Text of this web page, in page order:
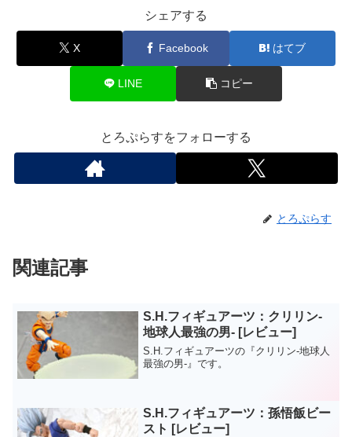
シェアする
X Facebook はてブ
LINE コピー
とろぷらすをフォローする
とろぷらす
関連記事
S.H.フィギュアーツ：クリリン-
地球人最強の男- [レビュー]
S.H.フィギュアーツの『クリリン-地球人
最強の男-』です。
S.H.フィギュアーツ：孫悟飯ビー
スト [レビュー]